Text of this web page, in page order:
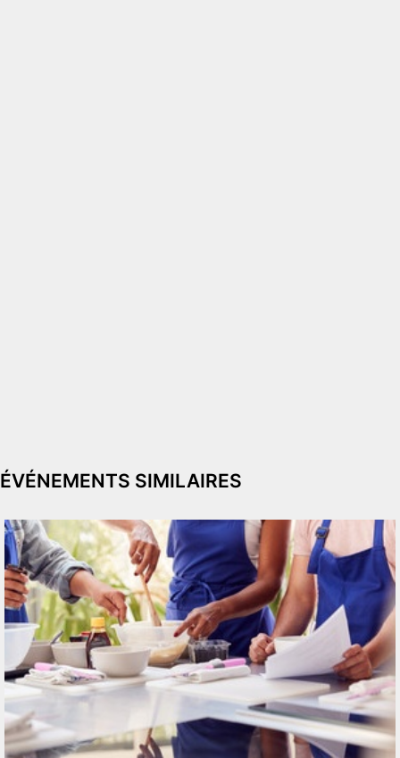
ÉVÉNEMENTS SIMILAIRES